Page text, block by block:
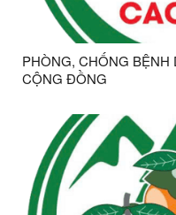
PHÒNG, CHỐNG BỆNH
CỘNG ĐỒNG